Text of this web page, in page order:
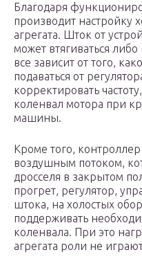
Благодаря
производит настройку
агрегата. Шток от
может втягиваться
все зависит от того,
подаваться от
корректировать
коленвал мотора при
машины.
Кроме того,
воздушным потоком,
дросселя в закрытом
прогрет, регулятор,
штока, на холостых
поддерживать
коленвала. При это
агрегата роли не